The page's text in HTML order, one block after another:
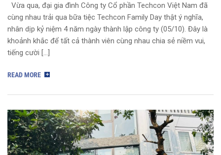
Vừa qua, đại gia đình Công ty Cổ phần Techcon Việt Nam đã
cùng nhau trải qua bữa tiệc Techcon Family Day thật ý nghĩa,
nhân dịp kỷ niệm 4 năm ngày thành lập công ty (05/10). Đây là
khoảnh khắc để tất cả thành viên cùng nhau chia sẻ niềm vui,
tiếng cười […]
READ MORE